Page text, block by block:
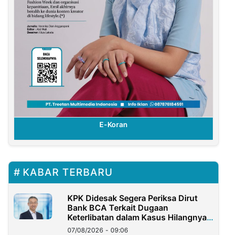
E-Koran
KABAR TERBARU
KPK Didesak Segera Periksa Dirut
Bank BCA Terkait Dugaan
Keterlibatan dalam Kasus Hilangnya
Dana Nasabah Rp2,58 Miliar
07/08/2026 - 09:06